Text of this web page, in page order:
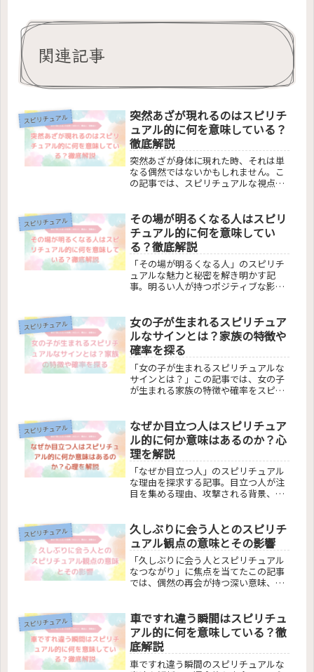
関連記事
スピリチュアル
突然あざが現れるのはスピリチ
ュアル的に何を意味している？
徹底解説
突然あざが身体に現れた時、それは単
なる偶然ではないかもしれません。こ
の記事では、スピリチュアルな視点か
位ごとのスピリチュアルな意味、受け
取るべきアドバイスまで、あざと向き
合う新たな方法を提案します。スピリ
チュアルなメッセージを活かし、自己
成長の一歩を踏み出しましょう。
スピリチュアル
その場が明るくなる人はスピリ
チュアル的に何を意味してい
る？徹底解説
「その場が明るくなる人」のスピリチ
ュアルな魅力と秘密を解き明かす記
事。明るい人が持つポジティブな影響
しく解説します。読むことで、あなた
も周囲を明るくする力を身につけるこ
とができるようになります。
スピリチュアル
女の子が生まれるスピリチュア
ルなサインとは？家族の特徴や
確率を探る
「女の子が生まれるスピリチュアルな
サインとは？」この記事では、女の子
が生まれる家族の特徴や確率をスピリ
ン、食生活の影響、家系や遺伝の役割
についても詳しく解説。女の子を育て
る家庭の日常や心理的側面も掘り下
げ、読者が性別に関する疑問や悩みを
解消できる内容を提供します。
スピリチュアル
なぜか目立つ人はスピリチュア
ル的に何か意味はあるのか？心
理を解説
「なぜか目立つ人」のスピリチュアル
な理由を探求する記事。目立つ人が注
目を集める理由、攻撃される背景、ス
の疑問を明確に答え、理解を深める内
容で構成。この記事で、なぜある人が
目立つのかの謎を解き明かします。
スピリチュアル
久しぶりに会う人とのスピリチ
ュアル観点の意味とその影響
「久しぶりに会う人とスピリチュアル
なつながり」に焦点を当てたこの記事
では、偶然の再会が持つ深い意味、懐
会が人間関係と自己成長にどう影響す
るかを解説します。スピリチュアルな
視点から見た再会の重要性を理解する
ことで、あなたの人生に新たな意味を
見出す手助けになります。
スピリチュアル
車ですれ違う瞬間はスピリチュ
アル的に何を意味している？徹
底解説
車ですれ違う瞬間のスピリチュアルな